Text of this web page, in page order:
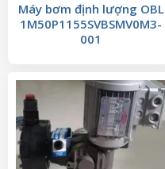
Máy bơm định lượng OBL
1M50P1155SVBSMV0M3-
001